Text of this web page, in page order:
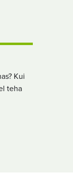
Kui
teha